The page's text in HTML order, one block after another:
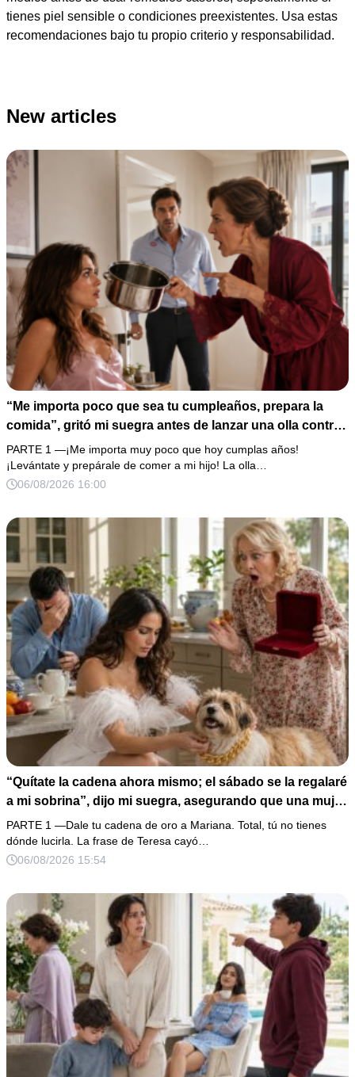
tienes piel sensible o condiciones preexistentes. Usa estas
recomendaciones bajo tu propio criterio y responsabilidad.
New articles
“Me importa poco que sea tu cumpleaños, prepara la
comida”, gritó mi suegra antes de lanzar una olla contra
mi cama. Mi esposo regresó horas después oliendo al
perfume de su amante, seguro de que yo lo perdonaría.
Pero yo ya tenía 3 copias de los estados de cuenta y una
PARTE 1 —¡Me importa muy poco que hoy cumplas años!
¡Levántate y prepárale de comer a mi hijo! La olla…
06/08/2026 16:00
“Quítate la cadena ahora mismo; el sábado se la regalaré
a mi sobrina”, dijo mi suegra, asegurando que una mujer
con las manos marcadas por espinas no merecía 50
gramos de oro. Mi esposo guardó silencio, así que
obedecí con calma y le pedí que preparara la fiesta. Ella
completo que había intentado ocultar.
PARTE 1 —Dale tu cadena de oro a Mariana. Total, tú no tienes
dónde lucirla. La frase de Teresa cayó…
06/08/2026 15:54